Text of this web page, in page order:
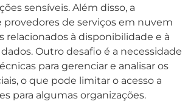
sensíveis. Além disso, a
de serviços em nuvem
relacionados à disponibilidade e à
Outro desafio é a necessidade
para gerenciar e analisar os
o que pode limitar o acesso a
para algumas organizações.